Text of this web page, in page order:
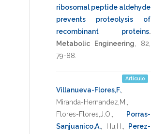
ribosomal peptide aldehyde
prevents proteolysis of
recombinant proteins.
Metabolic Engineering
82
79-88
Artículo
Villanueva-Flores,F.
Miranda-Hernandez,M.
Flores-Flores,J.O.
Porras-
Sanjuanico,A.
Hu,H.
Perez-